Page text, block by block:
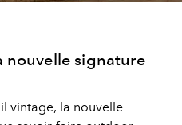
nouvelle signature
vintage, la nouvelle